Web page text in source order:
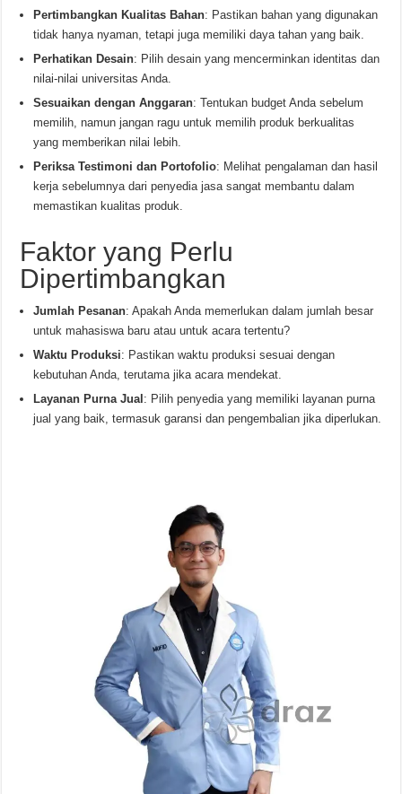
Pertimbangkan Kualitas Bahan: Pastikan bahan yang digunakan
tidak hanya nyaman, tetapi juga memiliki daya tahan yang baik.
Perhatikan Desain: Pilih desain yang mencerminkan identitas dan
nilai-nilai universitas Anda.
Sesuaikan dengan Anggaran: Tentukan budget Anda sebelum
memilih, namun jangan ragu untuk memilih produk berkualitas
yang memberikan nilai lebih.
Periksa Testimoni dan Portofolio: Melihat pengalaman dan hasil
kerja sebelumnya dari penyedia jasa sangat membantu dalam
memastikan kualitas produk.
Faktor yang Perlu
Dipertimbangkan
Jumlah Pesanan: Apakah Anda memerlukan dalam jumlah besar
untuk mahasiswa baru atau untuk acara tertentu?
Waktu Produksi: Pastikan waktu produksi sesuai dengan
kebutuhan Anda, terutama jika acara mendekat.
Layanan Purna Jual: Pilih penyedia yang memiliki layanan purna
jual yang baik, termasuk garansi dan pengembalian jika diperlukan.